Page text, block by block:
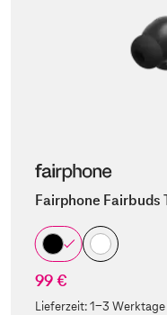
Fairphone Fairbuds
99 €
Lieferzeit:1-3 Werktage